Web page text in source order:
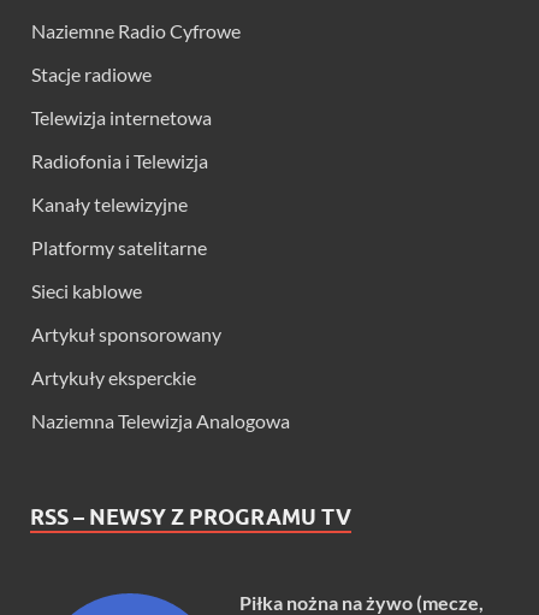
Naziemne Radio Cyfrowe
Stacje radiowe
Telewizja internetowa
Radiofonia i Telewizja
Kanały telewizyjne
Platformy satelitarne
Sieci kablowe
Artykuł sponsorowany
Artykuły eksperckie
Naziemna Telewizja Analogowa
RSS – NEWSY Z PROGRAMU TV
Piłka nożna na żywo (mecze,